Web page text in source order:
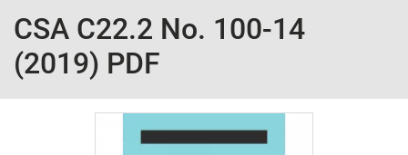
CSA C22.2 No. 100-14
(2019) PDF